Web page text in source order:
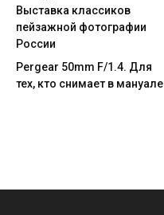
Выставка классиков
пейзажной фотографии
России
Pergear 50mm F/1.4. Для
тех, кто снимает в мануале